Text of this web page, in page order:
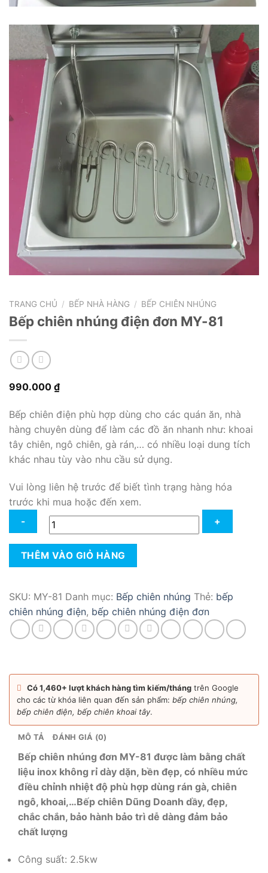
TRANG CHỦ / BẾP NHÀ HÀNG / BẾP CHIÊN NHÚNG
Bếp chiên nhúng điện đơn MY-81
990.000 ₫
Bếp chiên điện phù hợp dùng cho các quán ăn, nhà
hàng chuyên dùng để làm các đồ ăn nhanh như: khoai
tây chiên, ngô chiên, gà rán,… có nhiều loại dung tích
khác nhau tùy vào nhu cầu sử dụng.
Vui lòng liên hệ trước để biết tình trạng hàng hóa
trước khi mua hoặc đến xem.
Bếp
điện
MY-
81
THÊM VÀO GIỎ HÀNG
SKU: MY-81 Danh mục: Bếp chiên nhúng Thẻ: bếp
chiên nhúng điện, bếp chiên nhúng điện đơn
Có 1,460+ lượt khách hàng tìm kiếm/tháng trên Google
cho các từ khóa liên quan đến sản phẩm: bếp chiên nhúng,
bếp chiên điện, bếp chiên khoai tây.
MÔ TẢ ĐÁNH GIÁ (0)
Bếp chiên nhúng đơn MY-81 được làm bằng chất
liệu inox không rỉ dày dặn, bền đẹp, có nhiều mức
điều chỉnh nhiệt độ phù hợp dùng rán gà, chiên
ngô, khoai,…Bếp chiên Dũng Doanh dầy, đẹp,
chắc chắn, bảo hành bảo trì dễ dàng đảm bảo
chất lượng
Công suất: 2.5kw